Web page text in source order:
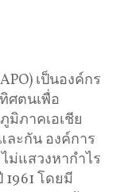
เป็นองค์กร
ศตนเพื่อ
มิภาคเอเชีย
ะกัน องค์การ
ม่แสวงหากำไร
โดยมี